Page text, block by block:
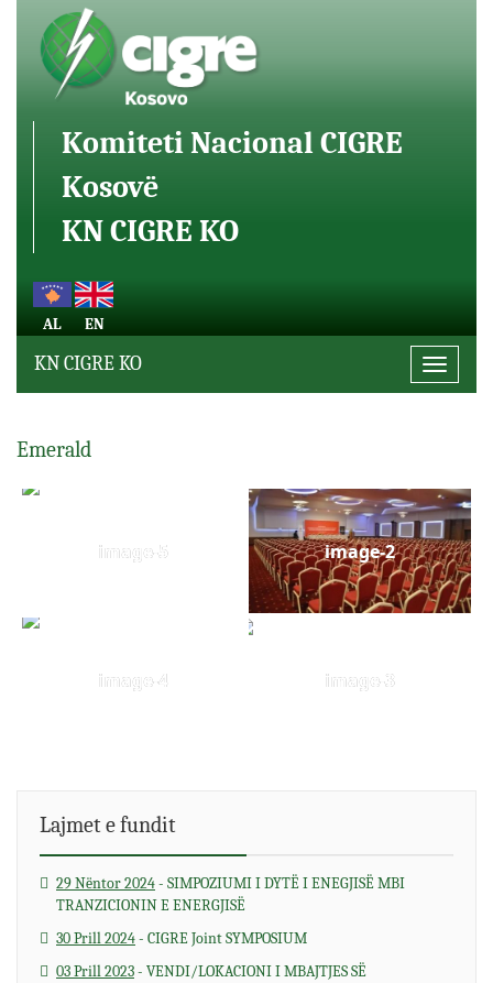
Komiteti Nacional CIGRE
Kosovë
KN CIGRE KO
AL EN
Toggle
KN CIGRE KO
Emerald
image-5 image-2
image-4 image-3
Lajmet e fundit
29 Nëntor 2024- SIMPOZIUMI I DYTË I ENEGJISË MBI
TRANZICIONIN E ENERGJISË
30 Prill 2024- CIGRE Joint SYMPOSIUM
03 Prill 2023- VENDI/LOKACIONI I MBAJTJES SË